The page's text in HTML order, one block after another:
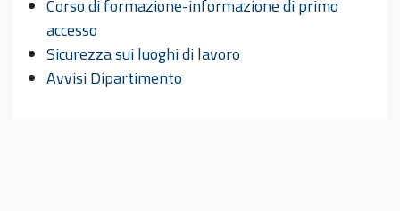
Corso di formazione-informazione di primo
accesso
Sicurezza sui luoghi di lavoro
Avvisi Dipartimento